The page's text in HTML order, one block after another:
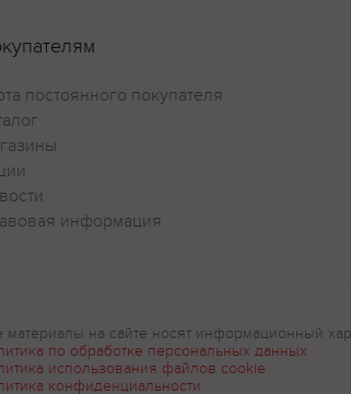
постоянного покупателя
информация
материалы на сайте носят информационный
по обработке персональных данных
использования файлов cookie
конфиденциальности